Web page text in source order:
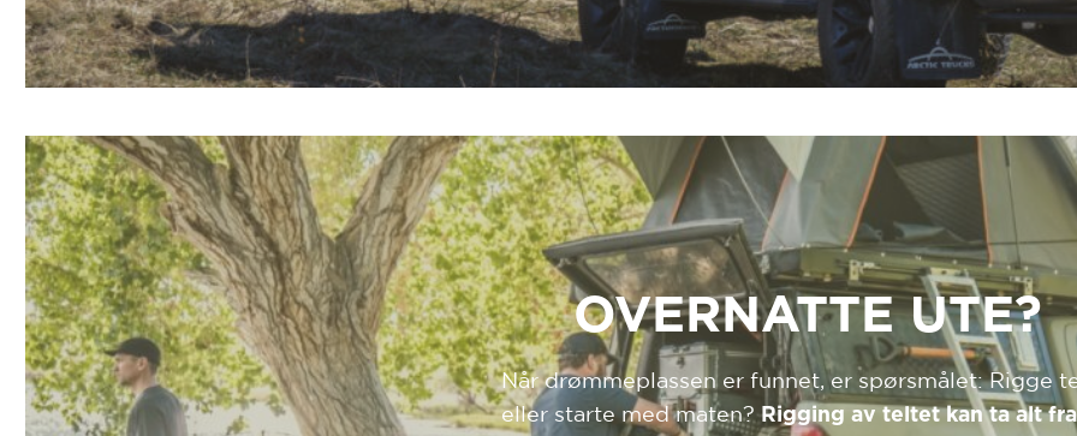
OVERNATTE UTE?
Når drømmeplassen er funnet, er spørsmålet: Rigge
eller starte med maten?Rigging av teltet kan ta alt fra